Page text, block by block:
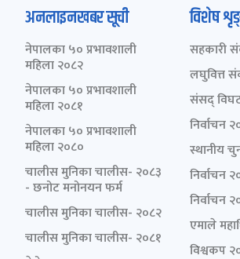
अनलाइनखबर सूची
नेपालका ५० प्रभावशाली
महिला २०८२
नेपालका ५० प्रभावशाली
महिला २०८१
नेपालका ५० प्रभावशाली
महिला २०८०
चालीस मुनिका चालीस- २०८३
- छनोट मनोनयन फर्म
चालीस मुनिका चालीस- २०८२
चालीस मुनिका चालीस- २०८१
विशेष
सहकारी
लघुवित्त
संसद्
निर्वाचन
स्थानीय
निर्वाचन
निर्वाचन
एमाले
विश्वकप